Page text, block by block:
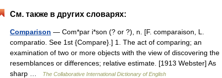
См. также в других словарях:
Comparison — Com*par i*son (? or ?), n. [F. comparaison, L.
comparatio. See 1st {Compare}.] 1. The act of comparing; an
examination of two or more objects with the view of discovering the
resemblances or differences; relative estimate. [1913 Webster] As
sharp …
The Collaborative International Dictionary of English